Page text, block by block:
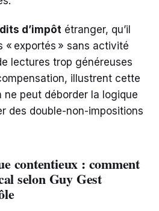
d’impôt étranger, qu’il
« exportés » sans activité
lectures trop généreuses
illustrent cette
ne peut déborder la logique
des double-non-impositions
contentieux : comment
selon Guy Gest